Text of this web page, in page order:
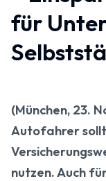
für
(München, 23.
Autofahrer
nutzen. Auch